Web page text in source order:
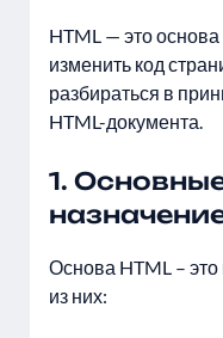
HTML — это
изменить код
разбираться в
HTML-документа.
1.
Основа HTML –
из них: